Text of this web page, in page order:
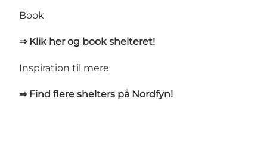
Book
⇒ Klik her og book shelteret!
Inspiration til mere
⇒ Find flere shelters på Nordfyn!